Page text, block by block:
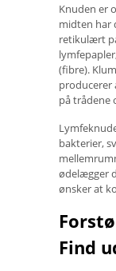
Knuden er
midten har
retikulært
(fibre).
producerer
på trådene
bakterier,
ødelægger
ønsker at
Find